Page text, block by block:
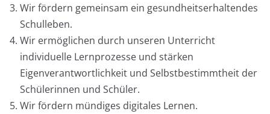
Wir fördern gemeinsam ein gesundheitserhaltendes
Schulleben.
Wir ermöglichen durch unseren Unterricht
individuelle Lernprozesse und stärken
Eigenverantwortlichkeit und Selbstbestimmtheit der
Schülerinnen und Schüler.
Wir fördern mündiges digitales Lernen.